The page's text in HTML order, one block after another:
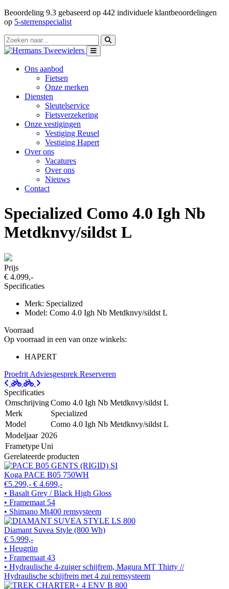
Beoordeling 9.3 gebaseerd op 442 individuele klantbeoordelingen
op 5-sterrenspecialist
Ons aanbod
Fietsen
Onze merken
Diensten
Sleutelservice
Fietsverzekering
Onze vestigingen
Vestiging Reusel
Vestiging Hapert
Over ons
Vacatures
Over ons
Nieuws
Contact
Specialized Como 4.0 Igh Nb
Metdknvy/sildst L
Prijs
€ 4.099,-
Specificaties
Merk: Specialized
Model: Como 4.0 Igh Nb Metdknvy/sildst L
Voorraad
Op voorraad in een van onze winkels:
HAPERT
Proefrit Adviesgesprek Reserveren
Specificaties
OmschrijvingComo 4.0 Igh Nb Metdknvy/sildst L
Merk
Specialized
Model
Como 4.0 Igh Nb Metdknvy/sildst L
Modeljaar 2026
FrametypeUni
Gerelateerde producten
Koga PACE B05 750WH
€5.299,- € 4.699,-
• Basalt Grey / Black High Gloss
• Framemaat 54
• Shimano Mt400 remsysteem
Diamant Suvea Style (800 Wh)
€ 5.999,-
• Heugrün
• Framemaat 43
• Hydraulische 4-zuiger schijfrem, Magura MT Thirty //
Hydraulische schijfrem met 4 zui remsysteem